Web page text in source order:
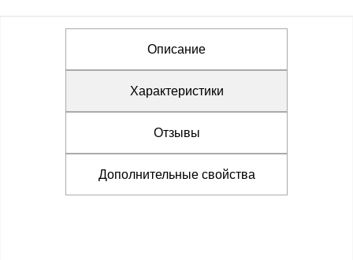
Описание
Характеристики
Отзывы
Дополнительные свойства